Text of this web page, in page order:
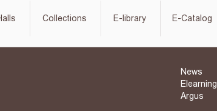
Collections E-library E-Catalog
News
Elearning
Argus